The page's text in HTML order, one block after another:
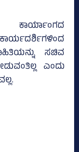
ಕಾರ್ಯಾಂಗದ
ಸಚಿವ
ಎಂದು